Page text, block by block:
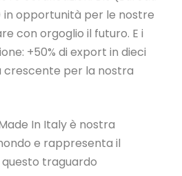
in opportunità per le nostre
con orgoglio il futuro. E i
+50% di export in dieci
crescente per la nostra
In Italy è nostra
e rappresenta il
traguardo